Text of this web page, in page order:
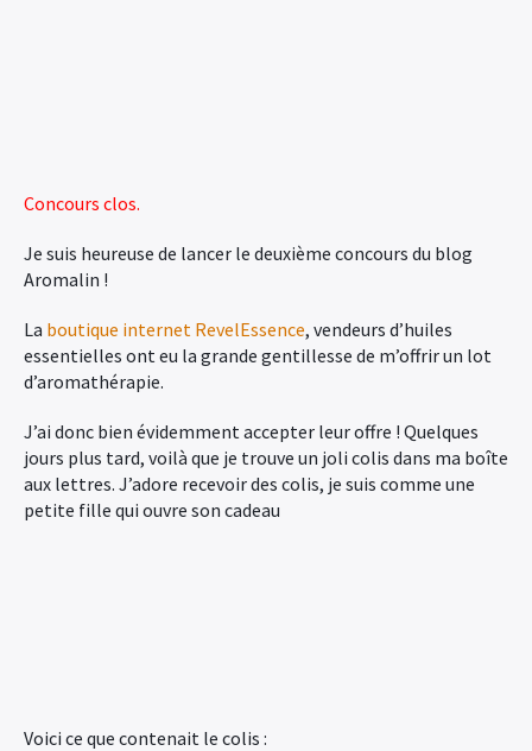
Concours clos.
Je suis heureuse de lancer le deuxième concours du blog
Aromalin !
La boutique internet RevelEssence, vendeurs d’huiles
essentielles ont eu la grande gentillesse de m’offrir un lot
d’aromathérapie.
J’ai donc bien évidemment accepter leur offre ! Quelques
jours plus tard, voilà que je trouve un joli colis dans ma boîte
aux lettres. J’adore recevoir des colis, je suis comme une
petite fille qui ouvre son cadeau
Voici ce que contenait le colis :